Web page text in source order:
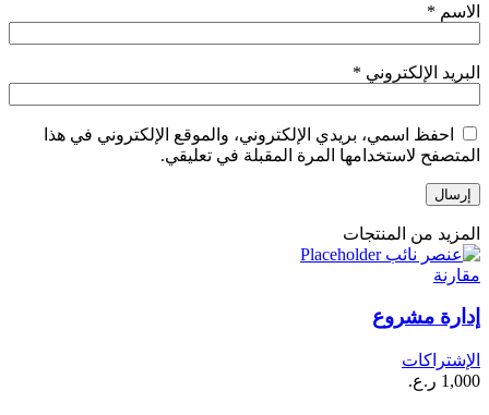
الاسم *
البريد الإلكتروني *
احفظ اسمي، بريدي الإلكتروني، والموقع الإلكتروني في هذا
المتصفح لاستخدامها المرة المقبلة في تعليقي.
المزيد من المنتجات
مقارنة
إدارة مشروع
الإشتراكات
1,000 ر.ع.